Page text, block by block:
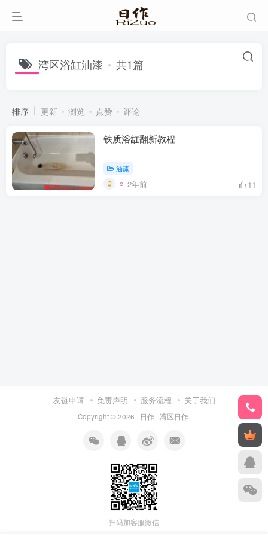
湾区浴缸油漆 共1篇
排序 更新 浏览 点赞 评论
铁质浴缸翻新教程
油漆
2年前 11
友链申请 免责声明 服务流程 关于我们
Copyright © 2026 · 日作 · 湾区日作
扫码加客服微信